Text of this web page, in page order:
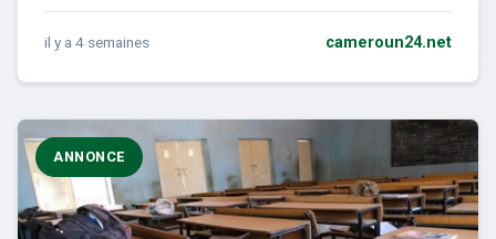
il y a 4 semaines cameroun24.net
ANNONCE